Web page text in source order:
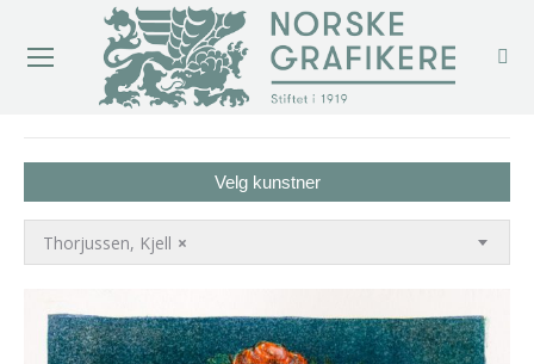
Velg kunstner
×
Thorjussen, Kjell